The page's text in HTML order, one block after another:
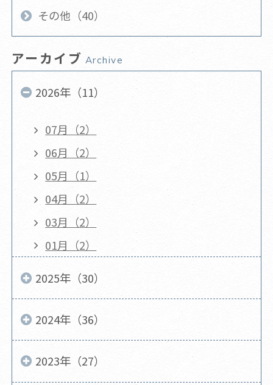
その他（40）
アーカイブ Archive
2026年（11）
07月（2）
06月（2）
05月（1）
04月（2）
03月（2）
01月（2）
2025年（30）
2024年（36）
2023年（27）